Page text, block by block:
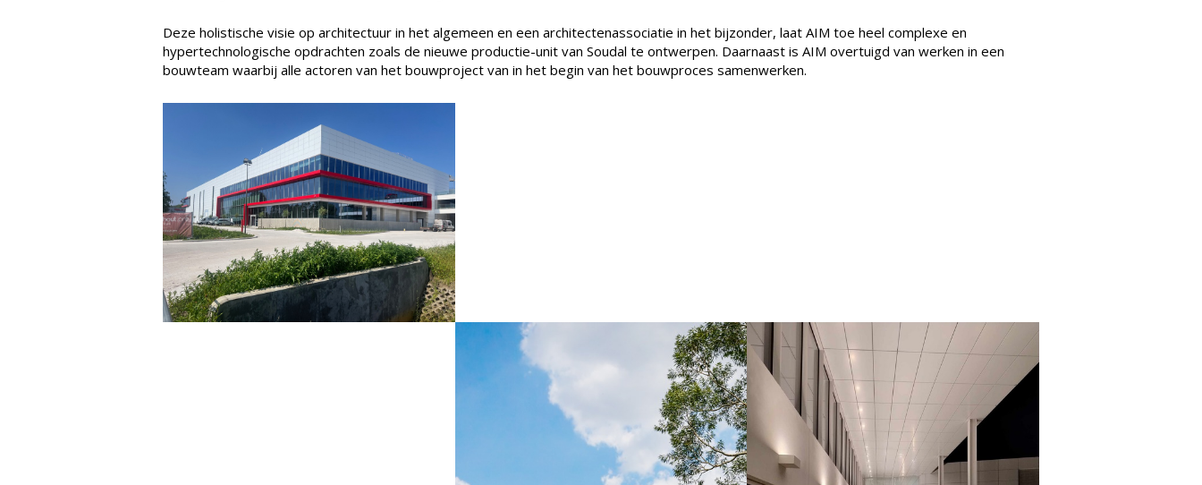
Deze holistische visie op architectuur in het algemeen en een architectenassociatie in het bijzonder, laat AIM toe heel complexe en
hypertechnologische opdrachten zoals de nieuwe productie-unit van Soudal te ontwerpen. Daarnaast is AIM overtuigd van werken in een
bouwteam waarbij alle actoren van het bouwproject van in het begin van het bouwproces samenwerken.